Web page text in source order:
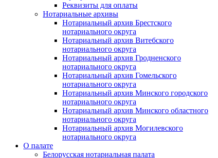
Реквизиты для оплаты
Нотариальные архивы
Нотариальный архив Брестского
нотариального округа
Нотариальный архив Витебского
нотариального округа
Нотариальный архив Гродненского
нотариального округа
Нотариальный архив Гомельского
нотариального округа
Нотариальный архив Минского городского
нотариального округа
Нотариальный архив Минского областного
нотариального округа
Нотариальный архив Могилевского
нотариального округа
О палате
Белорусская нотариальная палата